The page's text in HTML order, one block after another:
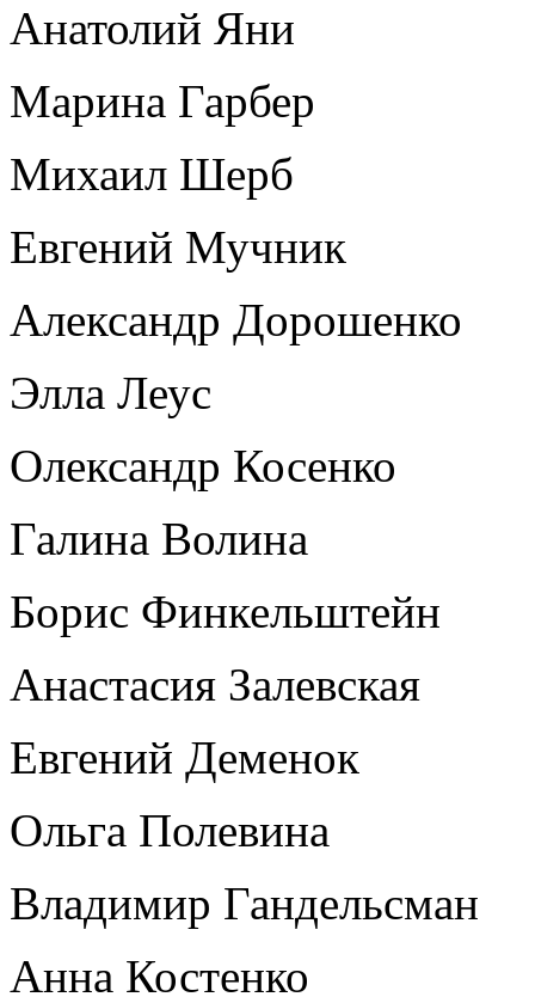
Анатолий Яни
Марина Гарбер
Михаил Шерб
Евгений Мучник
Александр Дорошенко
Элла Леус
Олександр Косенко
Галина Волина
Борис Финкельштейн
Анастасия Залевская
Евгений Деменок
Ольга Полевина
Владимир Гандельсман
Анна Костенко